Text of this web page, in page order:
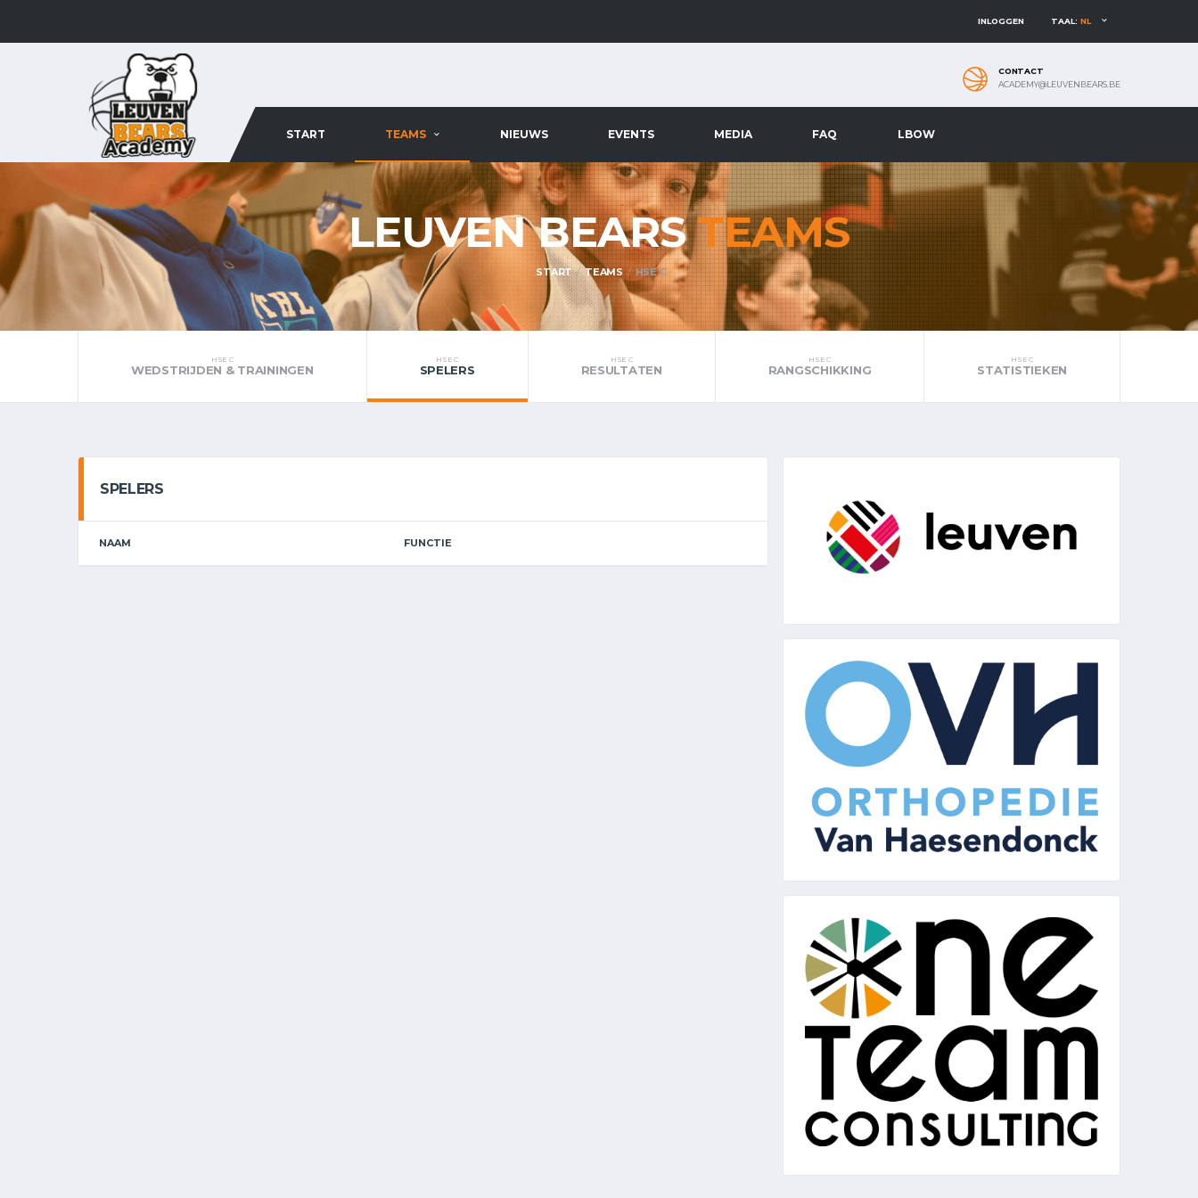
INLOGGEN TAAL: NL
CONTACT
ACADEMY@LEUVENBEARS.BE
START TEAMS NIEUWS EVENTS MEDIA FAQ LBOW
LEUVEN BEARSTEAMS
START TEAMS HSE C
HSE C
WEDSTRIJDEN & TRAININGEN
HSE C
SPELERS
HSE C
RESULTATEN
HSE C
RANGSCHIKKING
HSE C
STATISTIEKEN
SPELERS
NAAM FUNCTIE